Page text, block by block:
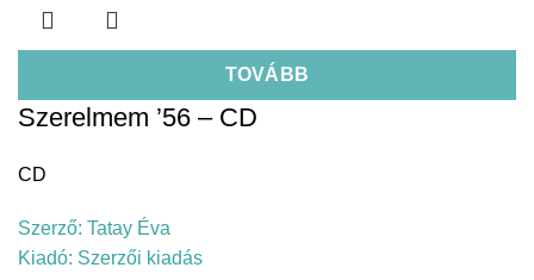
TOVÁBB
Szerelmem ’56 – CD
CD
Szerző: Tatay Éva
Kiadó: Szerzői kiadás